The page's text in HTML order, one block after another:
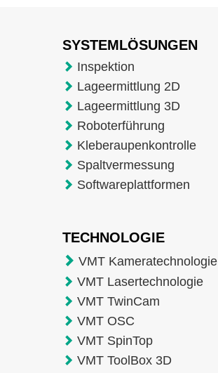
SYSTEMLÖSUNGEN
Inspektion
Lageermittlung 2D
Lageermittlung 3D
Roboterführung
Kleberaupenkontrolle
Spaltvermessung
Softwareplattformen
TECHNOLOGIE
VMT Kameratechnologie
VMT Lasertechnologie
VMT TwinCam
VMT OSC
VMT SpinTop
VMT ToolBox 3D